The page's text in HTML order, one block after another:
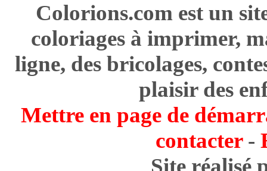
Colorions.com est un
coloriages à imprimer,
ligne, des bricolages,
plaisir des
Mettre en page de
contacter-
Site réalisé